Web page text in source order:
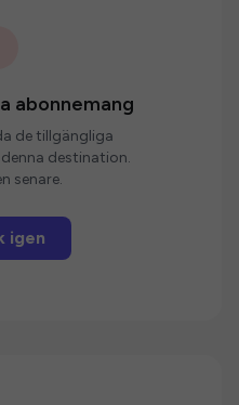
abonnemang
de tillgängliga
destination.
senare.
igen